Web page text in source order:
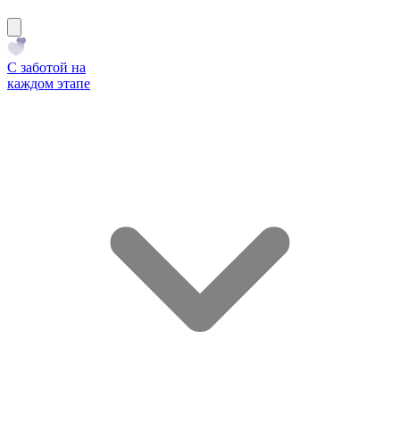
С заботой на
каждом этапе